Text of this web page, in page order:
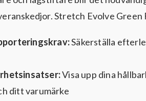
Stretch Evolve Green
Säkerställa
Visa upp dina
ditt varumärke